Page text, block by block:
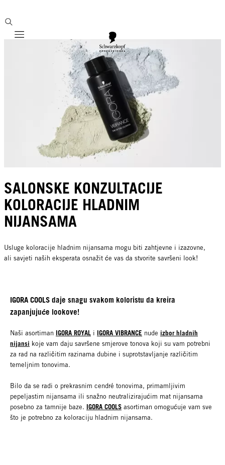
Mobile navigation
SALONSKE KONZULTACIJE
KOLORACIJE HLADNIM
NIJANSAMA
Usluge koloracije hladnim nijansama mogu biti zahtjevne i izazovne,
ali savjeti naših eksperata osnažit će vas da stvorite savršeni look!
IGORA COOLS daje snagu svakom koloristu da kreira
zapanjujuće lookove!
Naši asortiman IGORA ROYAL i IGORA VIBRANCE nude izbor hladnih
nijansi koje vam daju savršene smjerove tonova koji su vam potrebni
za rad na različitim razinama dubine i suprotstavljanje različitim
temeljnim tonovima.
Bilo da se radi o prekrasnim cendré tonovima, primamljivim
pepeljastim nijansama ili snažno neutralizirajućim mat nijansama
posebno za tamnije baze. IGORA COOLS asortiman omogućuje vam sve
što je potrebno za koloraciju hladnim nijansama.